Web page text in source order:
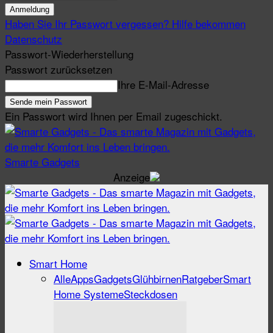
Haben Sie Ihr Passwort vergessen? Hilfe bekommen
Datenschutz
Passwort-Wiederherstellung
Passwort zurücksetzen
Ihre E-Mail-Adresse
Ein Passwort wird Ihnen per Email zugeschickt.
Smarte Gadgets
Anzeige
Smart Home
AlleAppsGadgetsGlühbirnenRatgeberSmart
Home SystemeSteckdosen